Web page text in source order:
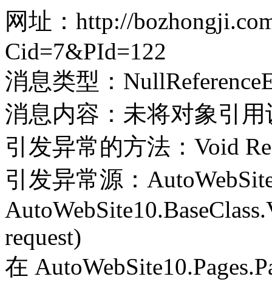
网址：http://
Cid=7&PId=122
消息类型：
消息内容：未将对象引
引发异常的方法：Void
引发异常源：
request)
在